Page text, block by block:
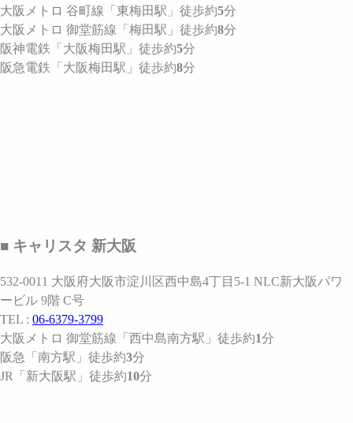
大阪メトロ 谷町線 「東梅田駅」 徒歩約5分
大阪メトロ 御堂筋線 「梅田駅」 徒歩約8分
阪神電鉄 「大阪梅田駅」 徒歩約5分
阪急電鉄 「大阪梅田駅」 徒歩約8分
■ キャリスタ 新大阪
532-0011 大阪府大阪市淀川区西中島4丁目5-1 NLC新大阪パワ
ービル 9階 C号
TEL : 06-6379-3799
大阪メトロ 御堂筋線 「西中島南方駅」 徒歩約1分
阪急
「南方駅」 徒歩約3分
JR
「新大阪駅」 徒歩約10分